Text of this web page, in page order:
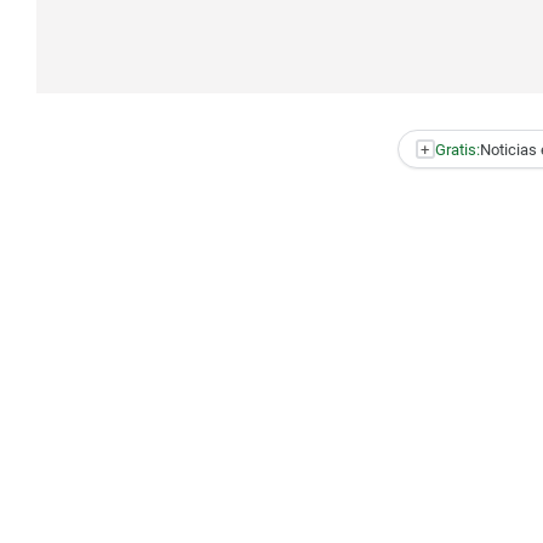
+ Gratis:Noticias